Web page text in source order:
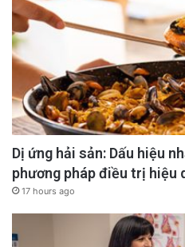
Dị ứng hải sản: Dấu hiệu
phương pháp điều trị hiệu
17 hours ago